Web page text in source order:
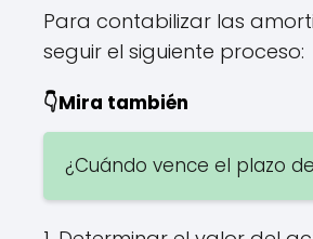
Para contabilizar las
seguir el siguiente proceso:
👇Mira también
¿Cuándo vence el plazo